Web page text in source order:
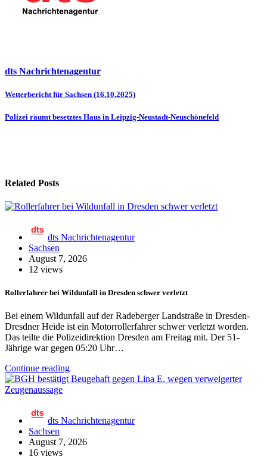
dts Nachrichtenagentur
Beitragsnavigation
Wetterbericht für Sachsen (16.10.2025)
Polizei räumt besetztes Haus in Leipzig-Neustadt-Neuschönefeld
Related Posts
dts Nachrichtenagentur
Sachsen
August 7, 2026
12 views
Rollerfahrer bei Wildunfall in Dresden schwer verletzt
Bei einem Wildunfall auf der Radeberger Landstraße in Dresden-
Dresdner Heide ist ein Motorrollerfahrer schwer verletzt worden.
Das teilte die Polizeidirektion Dresden am Freitag mit. Der 51-
Jährige war gegen 05:20 Uhr…
Continue reading
dts Nachrichtenagentur
Sachsen
August 7, 2026
16 views